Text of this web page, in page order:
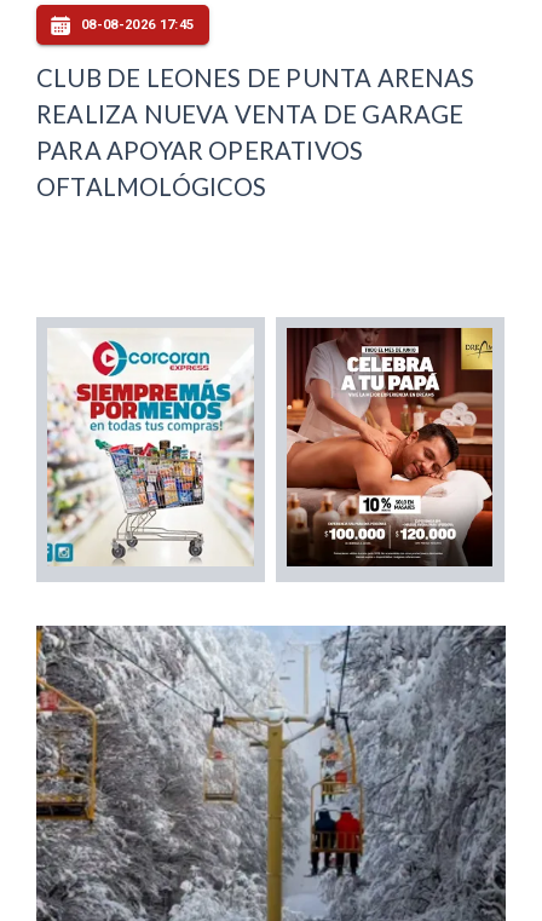
08-08-2026 17:45
CLUB DE LEONES DE PUNTA ARENAS
REALIZA NUEVA VENTA DE GARAGE
PARA APOYAR OPERATIVOS
OFTALMOLÓGICOS